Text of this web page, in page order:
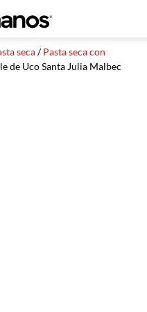
seca/Pasta seca con
de Uco Santa Julia Malbec